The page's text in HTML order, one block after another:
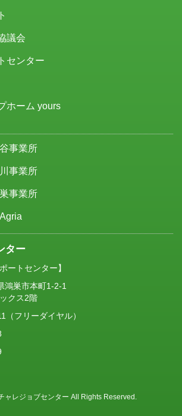
議会
センター
ホーム yours
事業所
事業所
事業所
ター
ートセンター】
鴻巣市本町1-2-1
クス2階
（フリーダイヤル）
ャレジョブセンター All Rights Reserved.